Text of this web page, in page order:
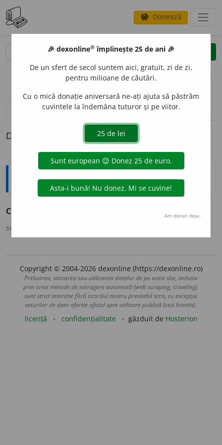
savings Donează
clear
opțiuni
definiții (1)
Definiția cu ID-ul 175462:
Sinonime
CALCIFIC
sursa:
Copyright © 2004-2026 dexonline (https://dexonline.ro)
Preluarea, stocarea sau utilizarea datelor de pe acest site, inclusiv
prin orice metode de extragere automată (web scraping, crawling),
sunt strict interzise fără acordul nostru prealabil scris, cu excepția
seturilor de date oferite oficial spre utilizare publică (vezi licența).
licență confidențialitate găzduit de Hosterion
🎉 dexonline® împlinește 25 de ani 🎉
De un sfert de secol suntem aici, gratuit, zi de zi,
pentru milioane de căutări.
Cu o mică donație aniversară ne-ați ajuta să păstrăm
cuvintele la îndemâna tuturor și pe viitor.
Am donat deja.